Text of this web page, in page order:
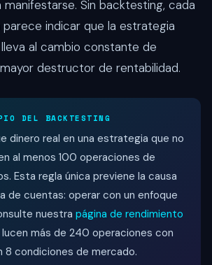
Sin backtesting, cada
indicar que la estrategia
al cambio constante de
destructor de rentabilidad.
DEL BACKTESTING
dinero real en una estrategia que no
al menos 100 operaciones de
Esta regla única previene la causa
de cuentas: operar con un enfoque
nuestra página de rendimiento
más de 240 operaciones con
condiciones de mercado.